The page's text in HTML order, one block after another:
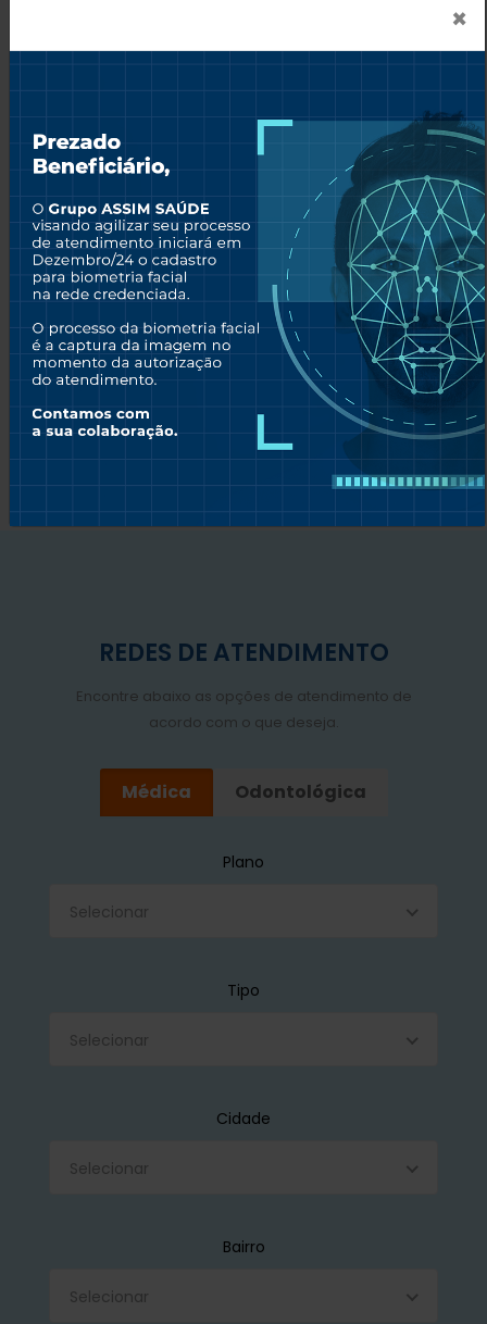
ASSIM ODONTO
Tenha acesso a uma rede odontológica de qualidade.
Saiba mais
REDES DE ATENDIMENTO
Encontre abaixo as opções de atendimento de
acordo com o que deseja.
Médica Odontológica
Plano
Selecionar
Tipo
Selecionar
Cidade
Selecionar
Bairro
Selecionar
×